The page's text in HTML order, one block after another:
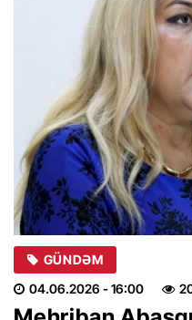
GÜNDƏM
04.06.2026 - 16:00